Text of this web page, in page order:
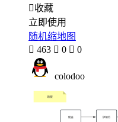
收藏
立即使用
随机缩地图
 463  0  0
colodoo